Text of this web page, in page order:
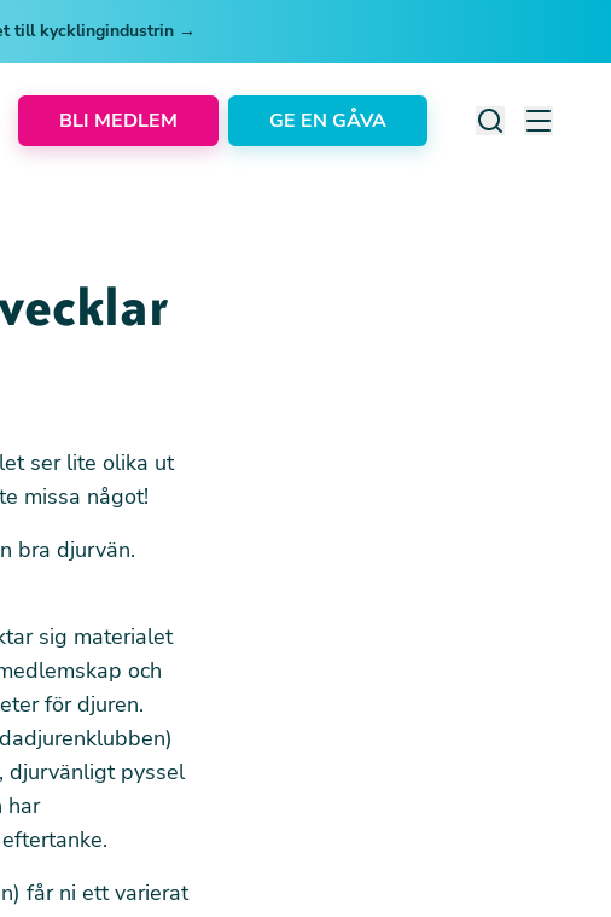
till kycklingindustrin →
BLI MEDLEM GE EN GÅVA
ser lite olika ut
missa något!
bra djurvän.
sig materialet
och
för djuren.
djurvänligt pyssel
har
får ni ett varierat